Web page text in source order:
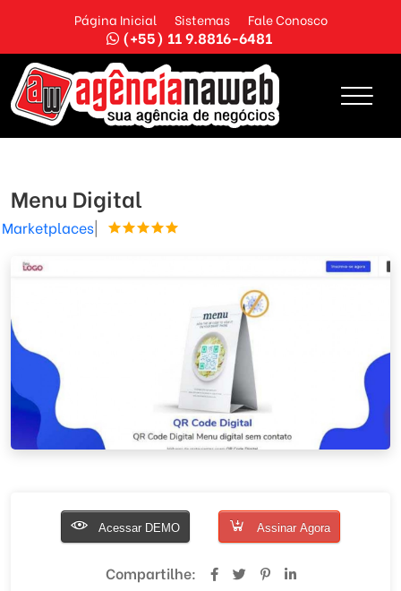
Página Inicial Sistemas Fale Conosco
(+55) 11 9.8816-6481
Menu Digital
Marketplaces|
Acessar DEMO Assinar Agora
Compartilhe: